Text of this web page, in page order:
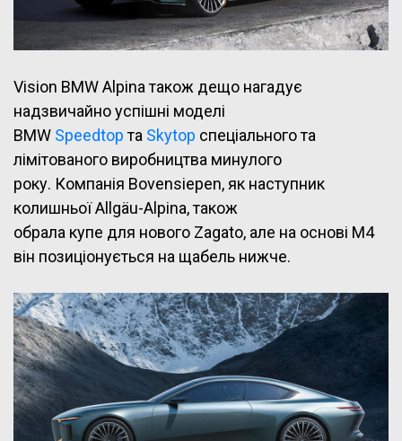
Vision BMW Alpina також дещо нагадує
надзвичайно успішні моделі
BMW Speedtopта Skytop спеціального та
лімітованого виробництва минулого
року. Компанія Bovensiepen, як наступник
колишньої Allgäu-Alpina, також
обрала купе для нового Zagato, але на основі M4
він позиціонується на щабель нижче.